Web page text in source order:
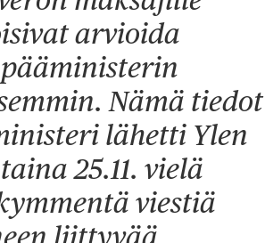
arvioida
pääministerin
Nämä tiedot
lähetti Ylen
25.11. vielä
viestiä
liittyvää